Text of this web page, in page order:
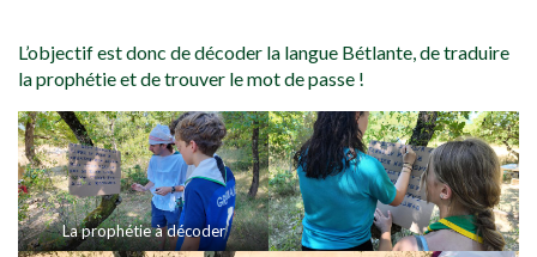
L’objectif est donc de décoder la langue Bétlante, de traduire
la prophétie et de trouver le mot de passe !
La prophétie à décoder